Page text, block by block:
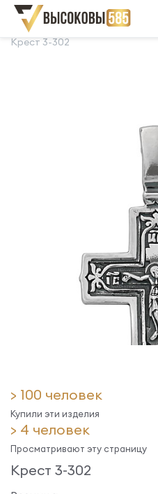
Главная Склад готовой
Крест 3-302
> 100 человек
Купили эти изделия
> 4 человек
Просматривают эту страницу
Крест 3-302